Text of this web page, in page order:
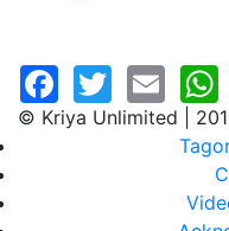
© Kriya Unlimited |